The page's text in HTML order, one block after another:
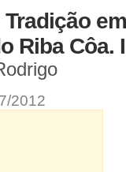
Riba Côa.
2012